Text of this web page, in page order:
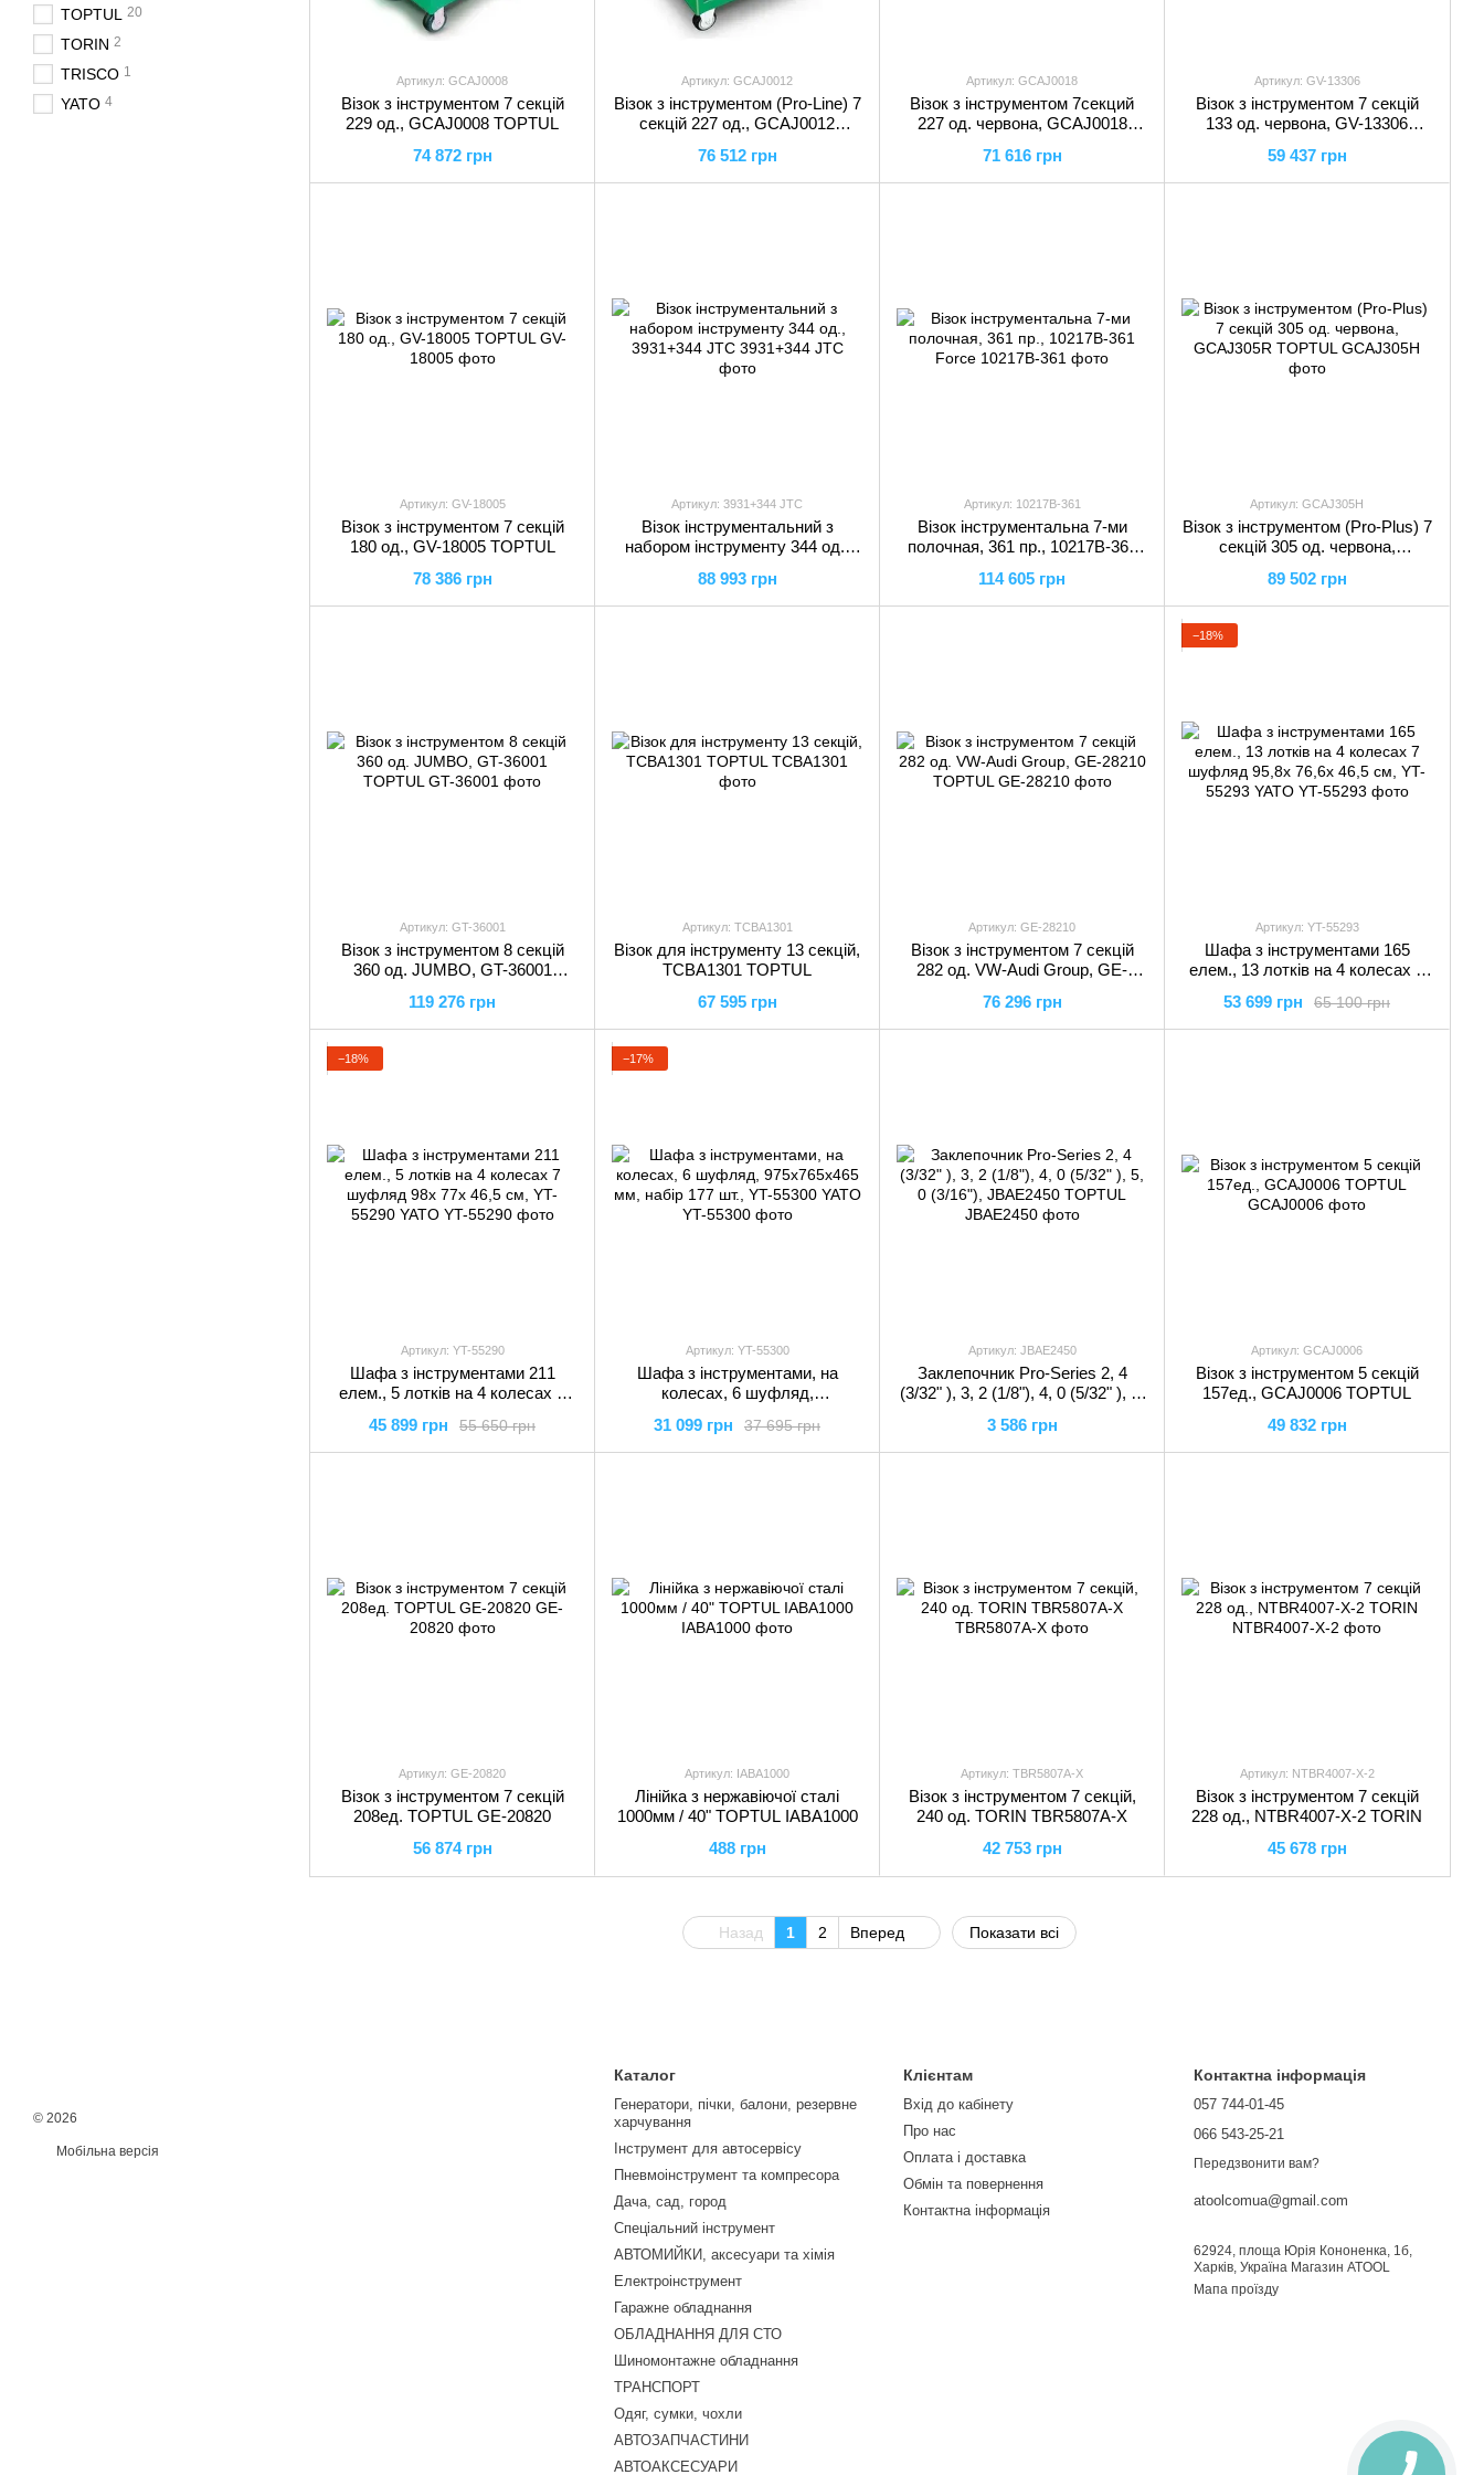
Артикул: GCAJ0008
Візок з інструментом 7 секцій
229 од., GCAJ0008 TOPTUL
74 872 грн
Артикул: GCAJ0012
Візок з інструментом (Pro-Line) 7
секцій 227 од., GCAJ0012
76 512 грн
Артикул: GCAJ0018
Візок з інструментом 7секций
227 од. червона, GCAJ0018
71 616 грн
Артикул: GV-13306
Візок з інструментом 7 секцій
133 од. червона, GV-13306
59 437 грн
Артикул: GV-18005
Візок з інструментом 7 секцій
180 од., GV-18005 TOPTUL
78 386 грн
Артикул: 3931+344 JTC
Візок інструментальний з
набором інструменту 344 од.,
88 993 грн
Артикул: 10217B-361
Візок інструментальна 7-ми
полочная, 361 пр., 10217B-361
114 605 грн
Артикул: GCAJ305H
Візок з інструментом (Pro-Plus) 7
секцій 305 од. червона,
89 502 грн
Артикул: GT-36001
Візок з інструментом 8 секцій
360 од. JUMBO, GT-36001
119 276 грн
Артикул: TCBA1301
Візок для інструменту 13 секцій,
TCBA1301 TOPTUL
67 595 грн
Артикул: GE-28210
Візок з інструментом 7 секцій
282 од. VW-Audi Group, GE-
76 296 грн
−18%
Артикул: YT-55293
Шафа з інструментами 165
елем., 13 лотків на 4 колесах 7
55293 YATO65 100 грн
53 699 грн
−18%
Артикул: YT-55290
Шафа з інструментами 211
елем., 5 лотків на 4 колесах 7
55290 YATO55 650 грн
45 899 грн
−17%
Артикул: YT-55300
Шафа з інструментами, на
колесах, 6 шуфляд,
YT-55300 YATO
37 695 грн
31 099 грн
Артикул: JBAE2450
Заклепочник Pro-Series 2, 4
(3/32" ), 3, 2 (1/8"), 4, 0 (5/32" ), 5,
3 586 грн
Артикул: GCAJ0006
Візок з інструментом 5 секцій
157ед., GCAJ0006 TOPTUL
49 832 грн
Артикул: GE-20820
Візок з інструментом 7 секцій
208ед. TOPTUL GE-20820
56 874 грн
Артикул: IABA1000
Лінійка з нержавіючої сталі
1000мм / 40" TOPTUL IABA1000
488 грн
Артикул: TBR5807A-X
Візок з інструментом 7 секцій,
240 од. TORIN TBR5807A-X
42 753 грн
Артикул: NTBR4007-X-2
Візок з інструментом 7 секцій
228 од., NTBR4007-X-2 TORIN
45 678 грн
Назад 1 2 Вперед Показати всі
TOPTUL 20
TORIN 2
TRISCO 1
YATO 4
© 2026
Мобільна версія
Каталог
Генератори, пічки, балони, резервне
харчування
Інструмент для автосервісу
Пневмоінструмент та компресора
Дача, сад, город
Спеціальний інструмент
АВТОМИЙКИ, аксесуари та хімія
Електроінструмент
Гаражне обладнання
ОБЛАДНАННЯ ДЛЯ СТО
Шиномонтажне обладнання
ТРАНСПОРТ
Одяг, сумки, чохли
АВТОЗАПЧАСТИНИ
АВТОАКСЕСУАРИ
Клієнтам
Вхід до кабінету
Про нас
Оплата і доставка
Обмін та повернення
Контактна інформація
Контактна інформація
057 744-01-45
066 543-25-21
Передзвонити вам?
atoolcomua@gmail.com
62924, площа Юрія Кононенка, 1б,
Харків, Україна Магазин ATOOL
Мапа проїзду